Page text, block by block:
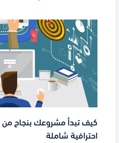
كيف تبدأ مشروعك بنجاح
احترافية شاملة